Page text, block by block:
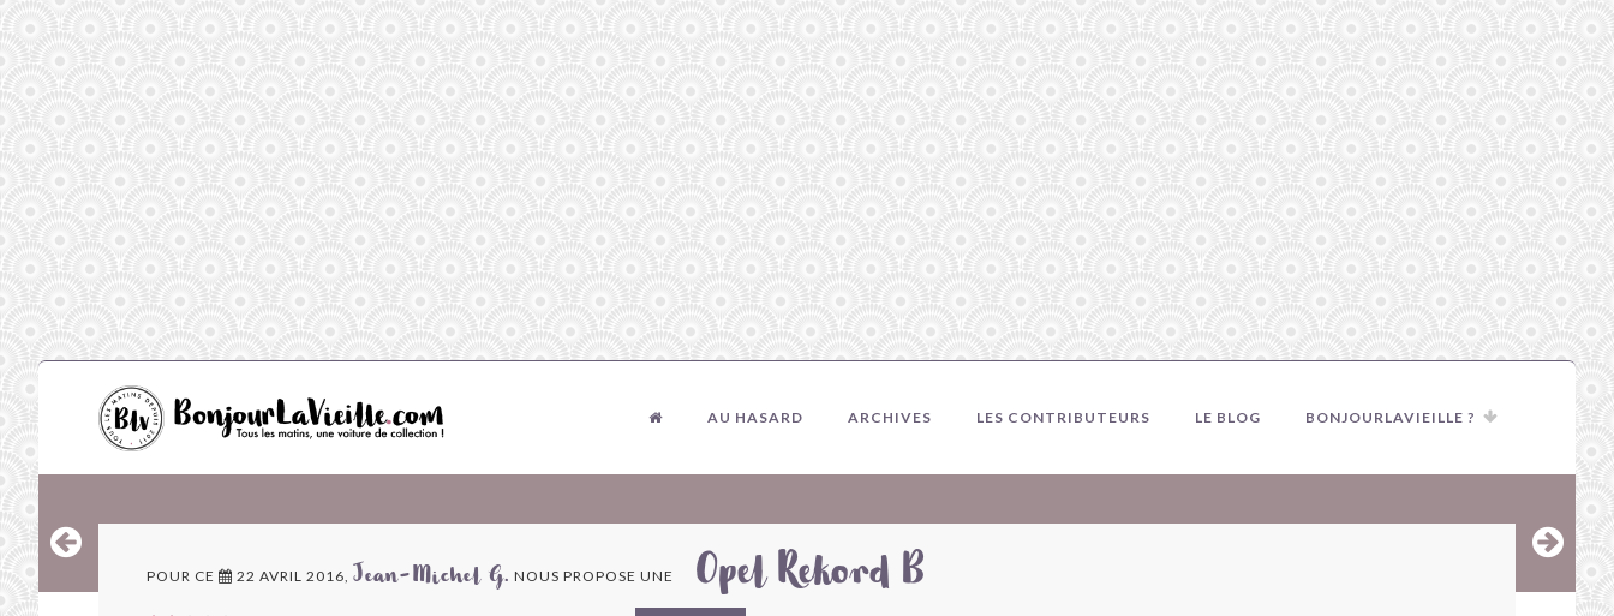
AU HASARD ARCHIVES LES CONTRIBUTEURS LE BLOG BONJOURLAVIEILLE ?
POUR CE 22 AVRIL 2016, Jean-Michel G. NOUS PROPOSE UNE Opel Rekord B